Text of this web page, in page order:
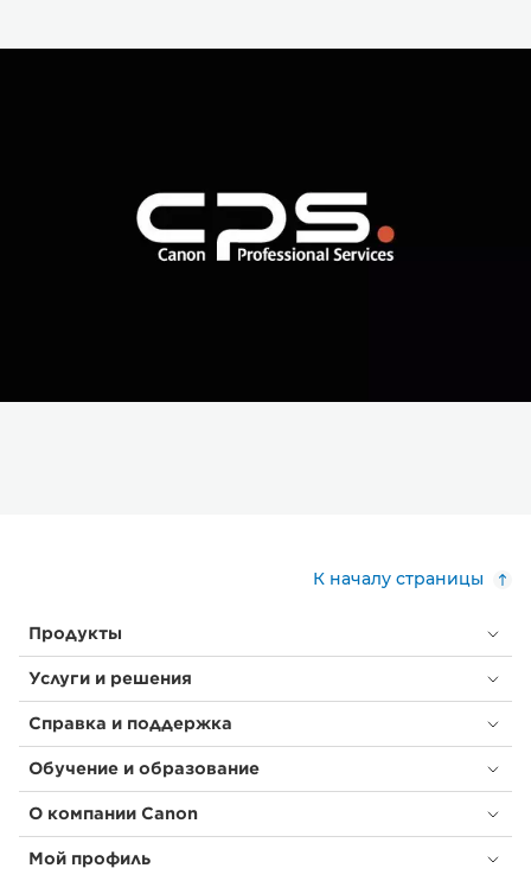
К началу страницы
Продукты
Услуги и решения
Справка и поддержка
Обучение и образование
О компании Canon
Мой профиль